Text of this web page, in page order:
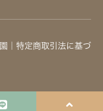
｜特定商取引法に基づ